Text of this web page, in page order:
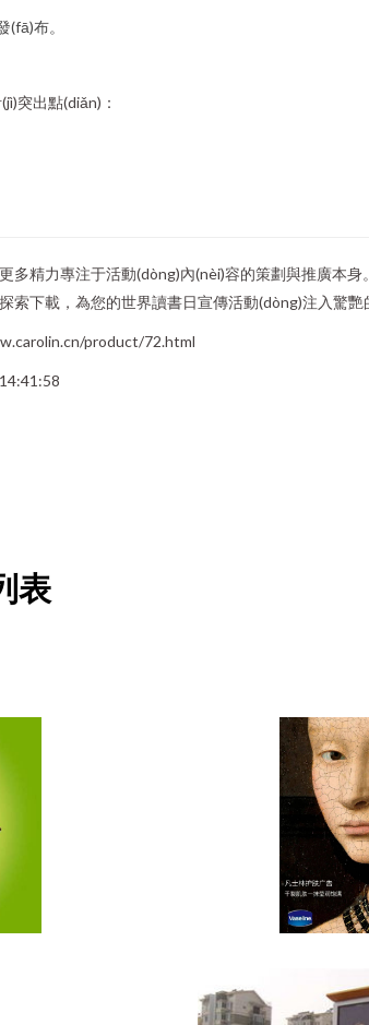
布。
突出點(diǎn)：
精力專注于活動(dòng)內(nèi)容的策劃與推廣本
下載，為您的世界讀書日宣傳活動(dòng)注入驚艷
product/72.html
表